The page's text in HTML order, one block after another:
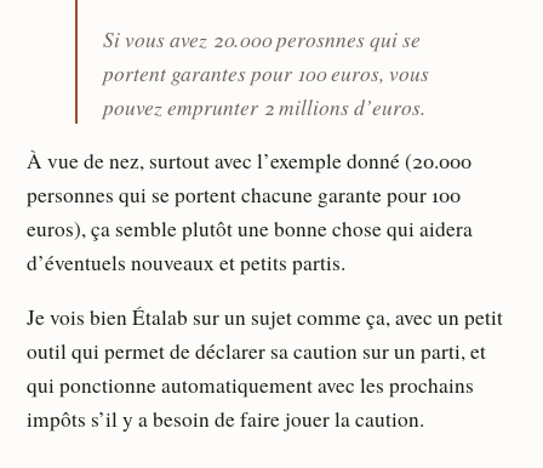
Si vous avez 20.000 perosnnes qui se
portent garantes pour 100 euros, vous
pouvez emprunter 2 millions d’euros.
À vue de nez, surtout avec l’exemple donné (20.000
personnes qui se portent chacune garante pour 100
euros), ça semble plutôt une bonne chose qui aidera
d’éventuels nouveaux et petits partis.
Je vois bien Étalab sur un sujet comme ça, avec un petit
outil qui permet de déclarer sa caution sur un parti, et
qui ponctionne automatiquement avec les prochains
impôts s’il y a besoin de faire jouer la caution.